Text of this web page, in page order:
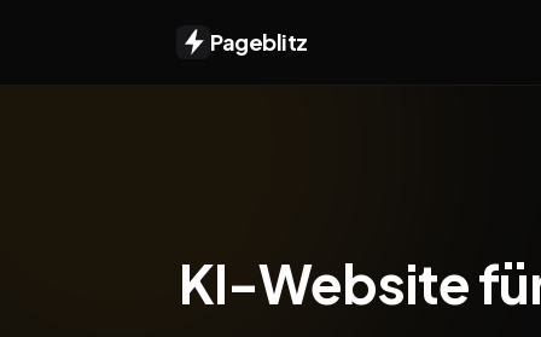
Pageblitz
KI-Website